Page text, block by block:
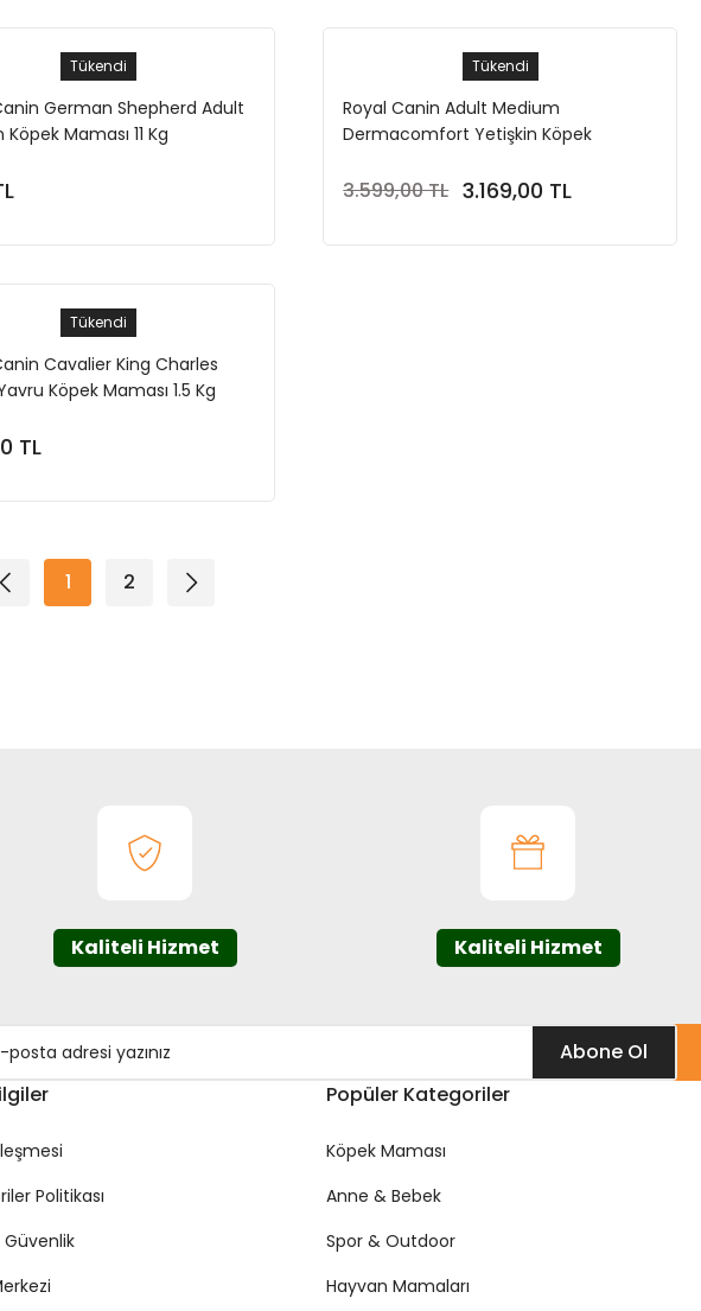
Tükendi
German Shepherd Adult
Maması 11 Kg
Tükendi
Royal Canin Adult Medium
Dermacomfort Yetişkin Köpek
3.599,00 TL 3.169,00 TL
Stokta Yok
Tükendi
Cavalier King Charles
Köpek Maması 1.5 Kg
TL
1 2
Kaliteli Hizmet Kaliteli Hizmet
Abone Ol
Politikası
Güvenlik
Popüler Kategoriler
Köpek Maması
Anne & Bebek
Spor & Outdoor
Hayvan Mamaları